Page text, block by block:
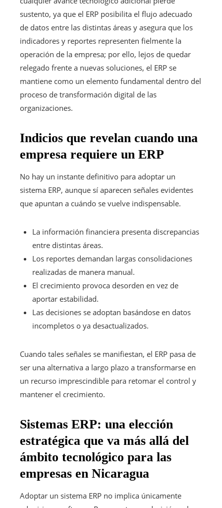
sustento, ya que el ERP posibilita el flujo adecuado
de datos entre las distintas áreas y asegura que los
indicadores y reportes representen fielmente la
operación de la empresa; por ello, lejos de quedar
relegado frente a nuevas soluciones, el ERP se
mantiene como un elemento fundamental dentro del
proceso de transformación digital de las
organizaciones.
Indicios que revelan cuando una
empresa requiere un ERP
No hay un instante definitivo para adoptar un
sistema ERP, aunque sí aparecen señales evidentes
que apuntan a cuándo se vuelve indispensable.
La información financiera presenta discrepancias
entre distintas áreas.
Los reportes demandan largas consolidaciones
realizadas de manera manual.
El crecimiento provoca desorden en vez de
aportar estabilidad.
Las decisiones se adoptan basándose en datos
incompletos o ya desactualizados.
Cuando tales señales se manifiestan, el ERP pasa de
ser una alternativa a largo plazo a transformarse en
un recurso imprescindible para retomar el control y
mantener el crecimiento.
Sistemas ERP: una elección
estratégica que va más allá del
ámbito tecnológico para las
empresas en Nicaragua
Adoptar un sistema ERP no implica únicamente